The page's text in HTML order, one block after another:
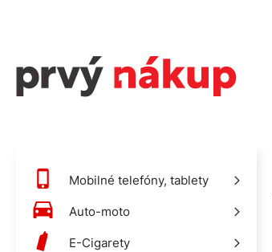
Mobilné telefóny, tablety
Auto-moto
E-Cigarety